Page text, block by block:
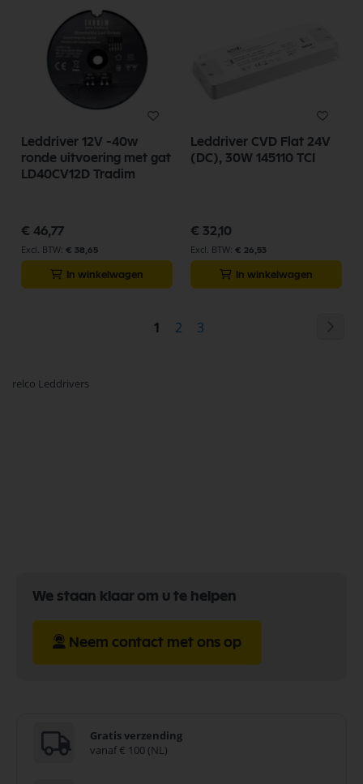
Leddriver 12V -40w
ronde uitvoering met gat
LD40CV12D Tradim
€ 46,77
€ 38,65
In winkelwagen
Leddriver CVD Flat 24V
(DC), 30W 145110 TCI
€ 32,10
€ 26,53
In winkelwagen
Pagina
U
1 Pagina
2 Pagina
3
relco Leddrivers
We staan klaar om u te helpen
Neem contact met ons op
Gratis verzending
vanaf € 100 (NL)